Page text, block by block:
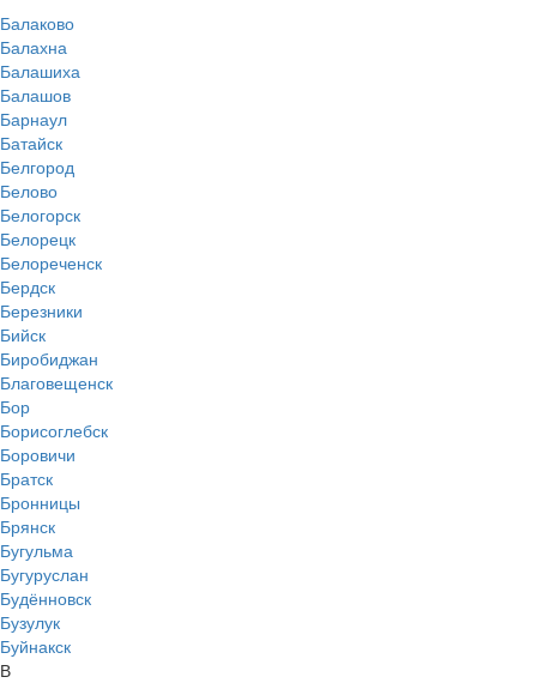
Балаково
Балахна
Балашиха
Балашов
Барнаул
Батайск
Белгород
Белово
Белогорск
Белорецк
Белореченск
Бердск
Березники
Бийск
Биробиджан
Благовещенск
Бор
Борисоглебск
Боровичи
Братск
Бронницы
Брянск
Бугульма
Бугуруслан
Будённовск
Бузулук
Буйнакск
В